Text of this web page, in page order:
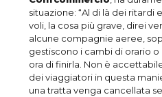
situazione: “Al di là dei ritardi
voli, la cosa più grave, direi
alcune compagnie aeree,
gestiscono i cambi di orario o
ora di finirla. Non è
dei viaggiatori in questa
una tratta venga cancellata